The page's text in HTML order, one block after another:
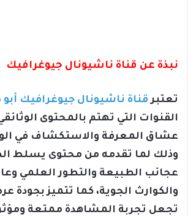
نبذة عن قناة ناشيونال جيوغرافيك
تعتبرقناة ناشيونال جيوغرافيك
القنوات التي تهتم بالمحتوى
عشاق المعرفة والاستكشاف في
وذلك لما تقدمه من محتوى يسلط
عجائب الطبيعة والتطور العلمي
والكوارث الجوية، كما تتميز بجودة
تجعل تجربة المشاهدة ممتعة